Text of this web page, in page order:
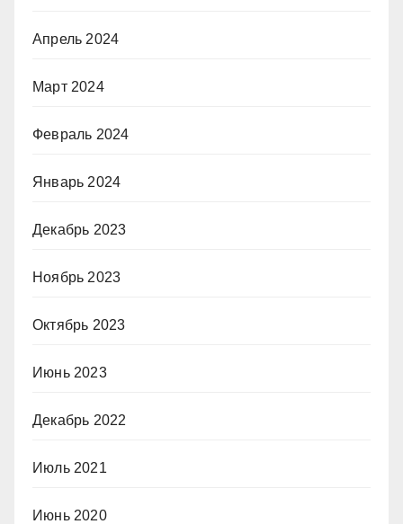
Апрель 2024
Март 2024
Февраль 2024
Январь 2024
Декабрь 2023
Ноябрь 2023
Октябрь 2023
Июнь 2023
Декабрь 2022
Июль 2021
Июнь 2020